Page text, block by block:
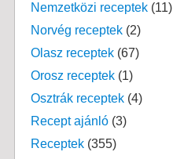
Nemzetközi receptek(11)
Norvég receptek(2)
Olasz receptek(67)
Orosz receptek(1)
Osztrák receptek(4)
Recept ajánló(3)
Receptek(355)